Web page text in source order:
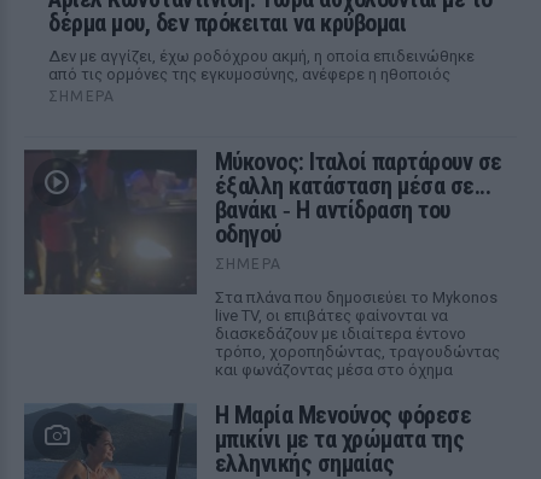
δέρμα μου, δεν πρόκειται να κρύβομαι
Δεν με αγγίζει, έχω ροδόχρου ακμή, η οποία επιδεινώθηκε
από τις ορμόνες της εγκυμοσύνης, ανέφερε η ηθοποιός
ΣΉΜΕΡΑ
Μύκονος: Ιταλοί παρτάρουν σε
έξαλλη κατάσταση μέσα σε...
βανάκι ‑ Η αντίδραση του
οδηγού
ΣΉΜΕΡΑ
Στα πλάνα που δημοσιεύει το Mykonos
live TV, οι επιβάτες φαίνονται να
διασκεδάζουν με ιδιαίτερα έντονο
τρόπο, χοροπηδώντας, τραγουδώντας
και φωνάζοντας μέσα στο όχημα
Η Μαρία Μενούνος φόρεσε
μπικίνι με τα χρώματα της
ελληνικής σημαίας